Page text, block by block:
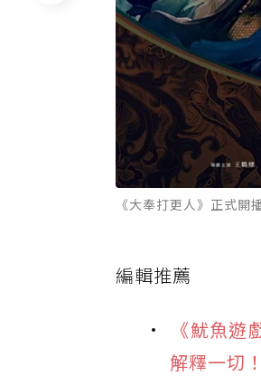
《大奉打更人》正式
編輯推薦
《魷魚
解釋一切！